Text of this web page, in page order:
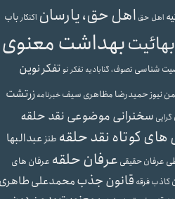
اهل حق اهل حق، یارسان اکنکارباب
بهائیتبهداشت معنوی
شناسی تصوف، گنابادیه تفکر نوتفکر نوین
نیوز حمیدرضا مظاهری سیفخبرنامهزرتشت
سخنرانی موضوعی نقد حلقه
های کوتاه نقد حلقه طنز عبدالبها
عرفان حقیقی عرفان حلقه عرفان های
کاذبفرقه قانون جذبمحمدعلی طاهری